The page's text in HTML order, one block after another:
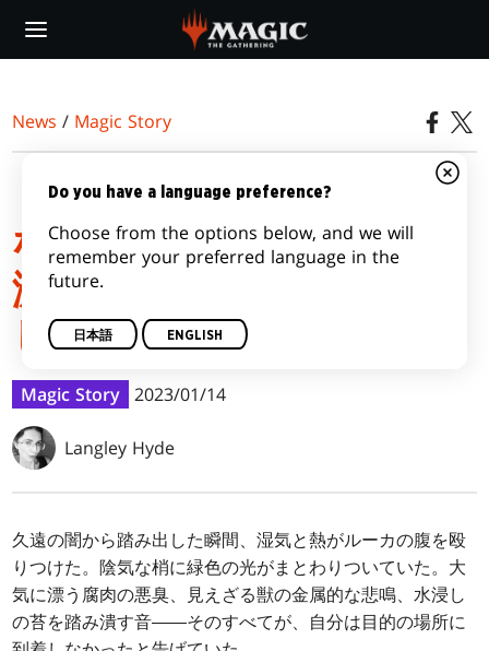
main
News / Magic Story
『ファイレクシア：完全
なる統一 憤怒のように
激しく、歓喜のように眩
しく
Magic Story 2023/01/14
Langley Hyde
久遠の闇から踏み出した瞬間、湿気と熱がルーカの腹を殴
りつけた。陰気な梢に緑色の光がまとわりついていた。大
気に漂う腐肉の悪臭、見えざる獣の金属的な悲鳴、水浸し
の苔を踏み潰す音――そのすべてが、自分は目的の場所に
Do you have a language preference?
Choose from the options below, and we will
remember your preferred language in the
future.
日本語 ENGLISH